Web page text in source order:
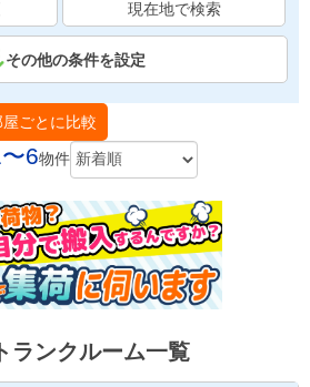
現在地で検索
その他の条件を設定
屋ごとに比較
6物件
ランクルーム一覧